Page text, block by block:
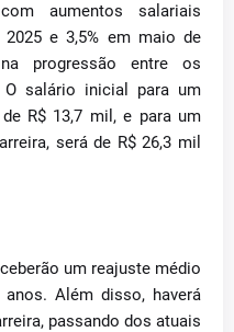
aumentos salariais
e 3,5% em maio de
progressão entre os
salário inicial para um
R$ 13,7 mil, e para um
será de R$ 26,3 mil
um reajuste médio
Além disso, haverá
passando dos atuais